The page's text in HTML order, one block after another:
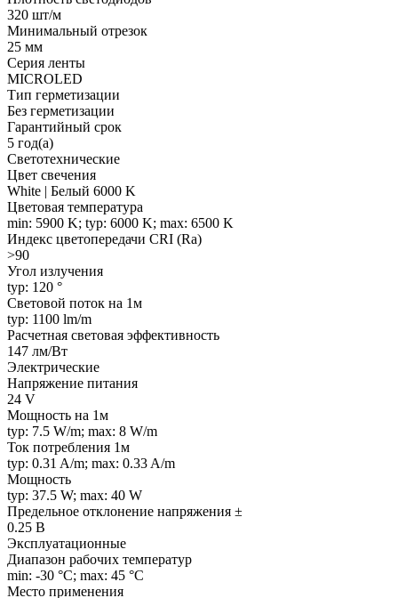
320 шт/м
Минимальный отрезок
25 мм
Серия ленты
MICROLED
Тип герметизации
Без герметизации
Гарантийный срок
5 год(а)
Светотехнические
Цвет свечения
White | Белый 6000 K
Цветовая температура
min: 5900 K; typ: 6000 K; max: 6500 K
Индекс цветопередачи CRI (Ra)
>90
Угол излучения
typ: 120 °
Световой поток на 1м
typ: 1100 lm/m
Расчетная световая эффективность
147 лм/Вт
Электрические
Напряжение питания
24 V
Мощность на 1м
typ: 7.5 W/m; max: 8 W/m
Ток потребления 1м
typ: 0.31 A/m; max: 0.33 A/m
Мощность
typ: 37.5 W; max: 40 W
Предельное отклонение напряжения ±
0.25 В
Эксплуатационные
Диапазон рабочих температур
min: -30 °C; max: 45 °C
Место применения